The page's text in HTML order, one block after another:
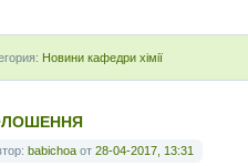
Новини кафедри хімії
babichoa от 28-04-2017, 13:31